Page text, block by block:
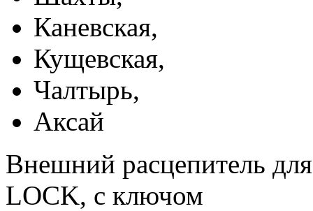
Каневская,
Кущевская,
Чалтырь,
Аксай
Внешний расцепитель
LOCK, с ключом